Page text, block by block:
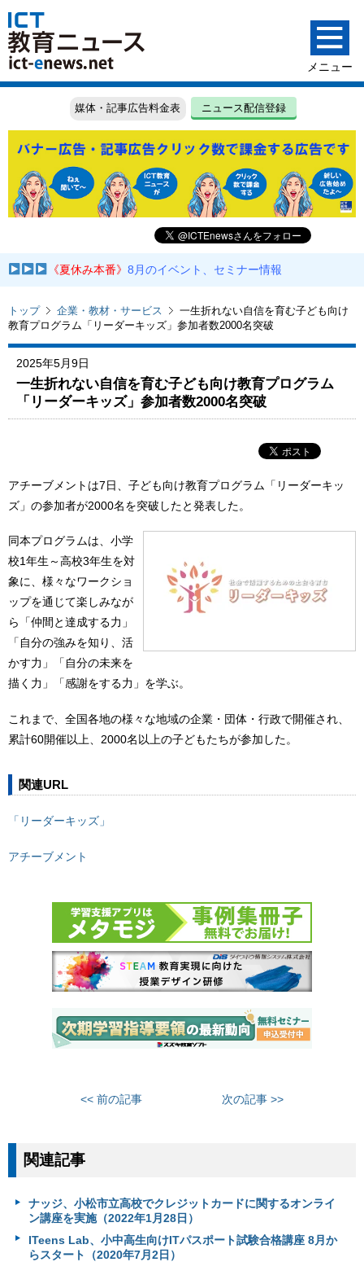
媒体・記事広告料金表 ニュース配信登録
《夏休み本番》8月のイベント、セミナー情報
トップ 企業・教材・サービス
一生折れない自信を育む子ども向け
教育プログラム「リーダーキッズ」参加者数2000名突破
2025年5月9日
一生折れない自信を育む子ども向け教育プログラム
「リーダーキッズ」参加者数2000名突破
アチーブメントは7日、子ども向け教育プログラム「リーダーキッ
ズ」の参加者が2000名を突破したと発表した。
同本プログラムは、小学
校1年生～高校3年生を対
象に、様々なワークショ
ップを通じて楽しみなが
ら「仲間と達成する力」
「自分の強みを知り、活
かす力」「自分の未来を
描く力」「感謝をする力」を学ぶ。
これまで、全国各地の様々な地域の企業・団体・行政で開催され、
累計60開催以上、2000名以上の子どもたちが参加した。
関連URL
「リーダーキッズ」
アチーブメント
<< 前の記事 次の記事 >>
関連記事
ナッジ、小松市立高校でクレジットカードに関するオンライ
ン講座を実施（2022年1月28日）
ITeens Lab、小中高生向けITパスポート試験合格講座 8月か
らスタート（2020年7月2日）